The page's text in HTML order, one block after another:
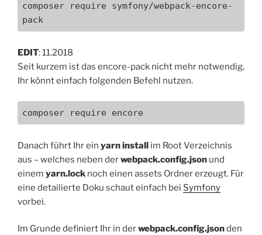
composer require symfony/webpack-encore-
pack
EDIT: 11.2018
Seit kurzem ist das encore-pack nicht mehr notwendig,
Ihr könnt einfach folgenden Befehl nutzen.
composer require encore
Danach führt Ihr ein yarn install im Root Verzeichnis
aus – welches neben derwebpack.config.json und
einem yarn.lock noch einen assets Ordner erzeugt. Für
eine detailierte Doku schaut einfach bei Symfony
vorbei.
Im Grunde definiert Ihr in derwebpack.config.jsonden